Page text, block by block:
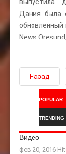
выпустила
Дания была
обновленный
News
Назад
POPULAR
TRENDING
Видео
фев 20, 2016